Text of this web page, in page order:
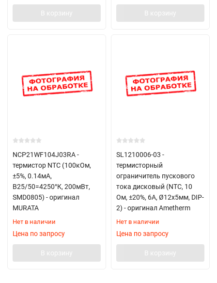
В корзину В корзину
NCP21WF104J03RA -
термистор NTC (100кОм,
±5%, 0.14мА,
B25/50=4250°К, 200мВт,
SMD0805) - оригинал
MURATA
Нет в наличии
Цена по запросу
В корзину
SL1210006-03 -
термисторный
ограничитель пускового
тока дисковый (NTC, 10
Ом, ±20%, 6А, Ø12х5мм, DIP-
2) - оригинал Ametherm
Нет в наличии
Цена по запросу
В корзину